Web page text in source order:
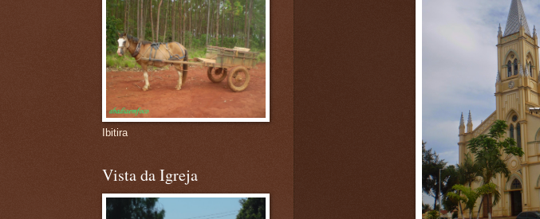
Ibitira
Vista da Igreja